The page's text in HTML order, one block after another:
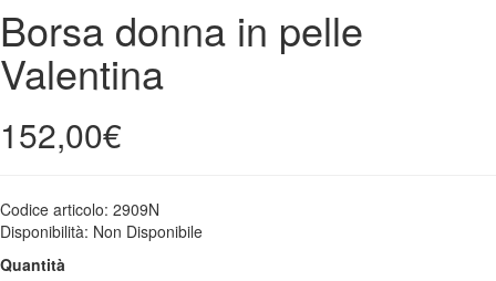
Borsa donna in pelle
Valentina
152,00€
Codice articolo: 2909N
Disponibilità: Non Disponibile
Quantità